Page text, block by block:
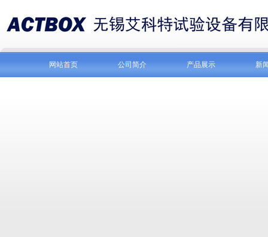
网站首页 公司简介 产品展示 新